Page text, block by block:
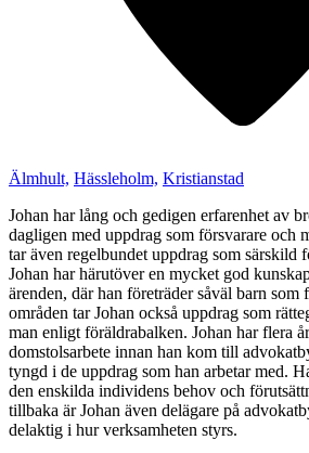
Älmhult, Hässleholm, Kristianstad
Johan har lång och gedigen erfarenhet av
dagligen med uppdrag som försvarare och
tar även regelbundet uppdrag som särskild
Johan har härutöver en mycket god
ärenden, där han företräder såväl barn som
områden tar Johan också uppdrag som
man enligt föräldrabalken. Johan har flera
domstolsarbete innan han kom till
tyngd i de uppdrag som han arbetar med.
den enskilda individens behov och
tillbaka är Johan även delägare på
delaktig i hur verksamheten styrs.